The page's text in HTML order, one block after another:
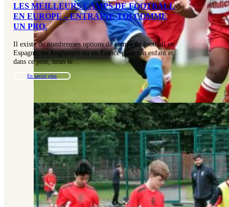
LES MEILLEURS CAMPS DE FOOTBALL
EN EUROPE – ENTRAÎNE-TOI COMME
UN PRO.
Il existe de nombreuses options de camps de football en
Espagne, en Angleterre ou en France pour ton enfant et
dans ce post, nous te…
En savoir plus